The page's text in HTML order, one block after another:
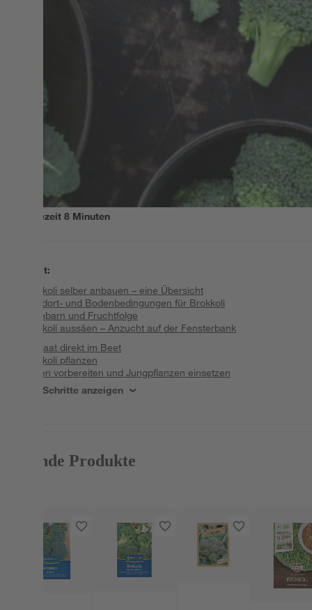
Lesezeit8 Minuten
Inhalt:
Brokkoli selber anbauen – eine Übersicht
Standort- und Bodenbedingungen für Brokkoli
Nachbarn und Fruchtfolge
Brokkoli aussäen – Anzucht auf der Fensterbank
Aussaat direkt im Beet
Brokkoli pflanzen
Boden vorbereiten und Jungpflanzen einsetzen
Alle Schritte anzeigen
Passende Produkte